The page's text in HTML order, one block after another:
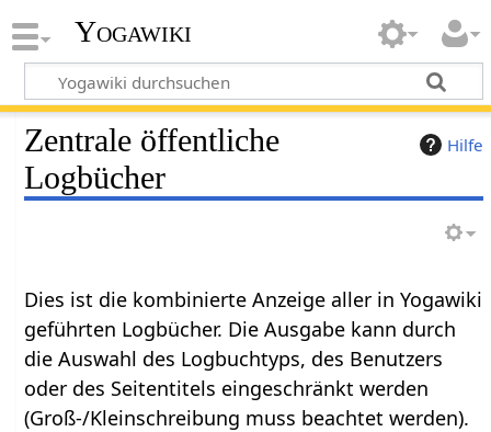
Yogawiki
Hilfe
Zentrale öffentliche
Logbücher
Dies ist die kombinierte Anzeige aller in Yogawiki
geführten Logbücher. Die Ausgabe kann durch
die Auswahl des Logbuchtyps, des Benutzers
oder des Seitentitels eingeschränkt werden
(Groß-/Kleinschreibung muss beachtet werden).